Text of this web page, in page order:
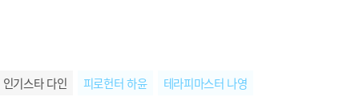
인기스타 다인 피로헌터 하윤
테라피마스터 나영